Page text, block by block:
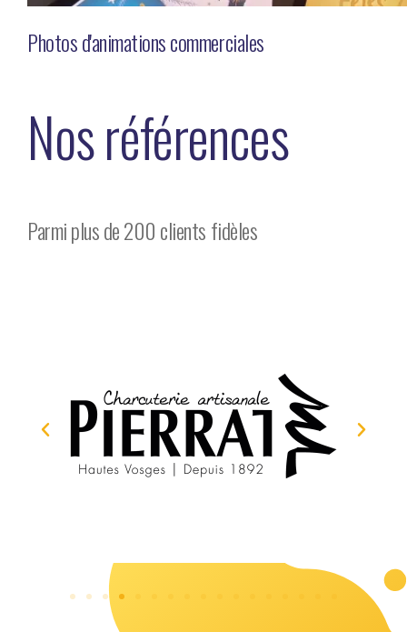
Photos d'animations commerciales
Nos références
Parmi plus de 200 clients fidèles